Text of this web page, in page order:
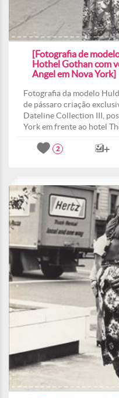
[Fotografia de
Hothel Gothan com
Angel em Nova York]
Fotografia da modelo
de pássaro criação
Dateline Collection III,
York em frente ao hotel
2